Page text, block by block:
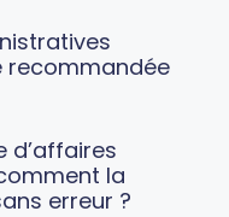
recommandée
d’affaires
la
erreur ?